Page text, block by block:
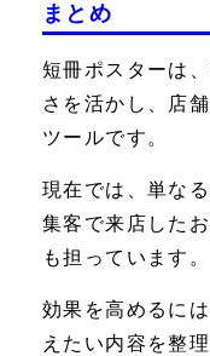
まとめ
短冊ポスターは
さを活かし、店
ツールです。
現在では、単な
集客で来店した
も担っています。
効果を高めるに
えたい内容を整